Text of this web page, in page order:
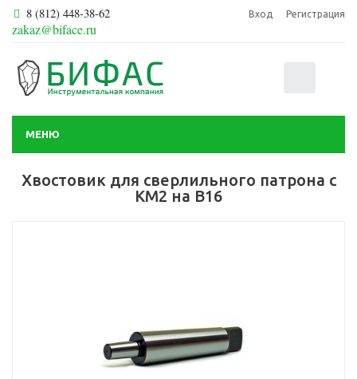
8 (812) 448-38-62
zakaz@biface.ru
Вход Регистрация
МЕНЮ
Хвостовик для сверлильного патрона с
КМ2 на В16